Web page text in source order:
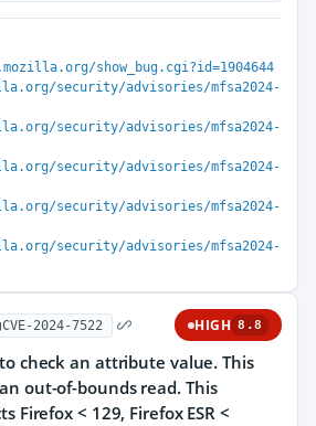
show_bug.cgi?id=1904644
security/advisories/mfsa2024-
security/advisories/mfsa2024-
security/advisories/mfsa2024-
security/advisories/mfsa2024-
security/advisories/mfsa2024-
CVE-2024-7522 HIGH 8.8
check an attribute value. This
out-of-bounds read. This
Firefox < 129, Firefox ESR <